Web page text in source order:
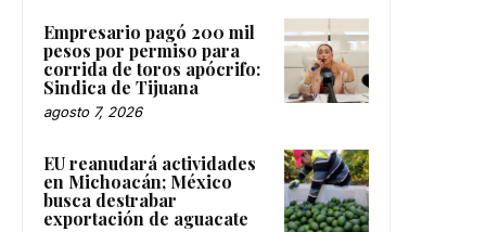
Empresario pagó 200 mil
pesos por permiso para
corrida de toros apócrifo:
Sindica de Tijuana
agosto 7, 2026
EU reanudará actividades
en Michoacán; México
busca destrabar
exportación de aguacate